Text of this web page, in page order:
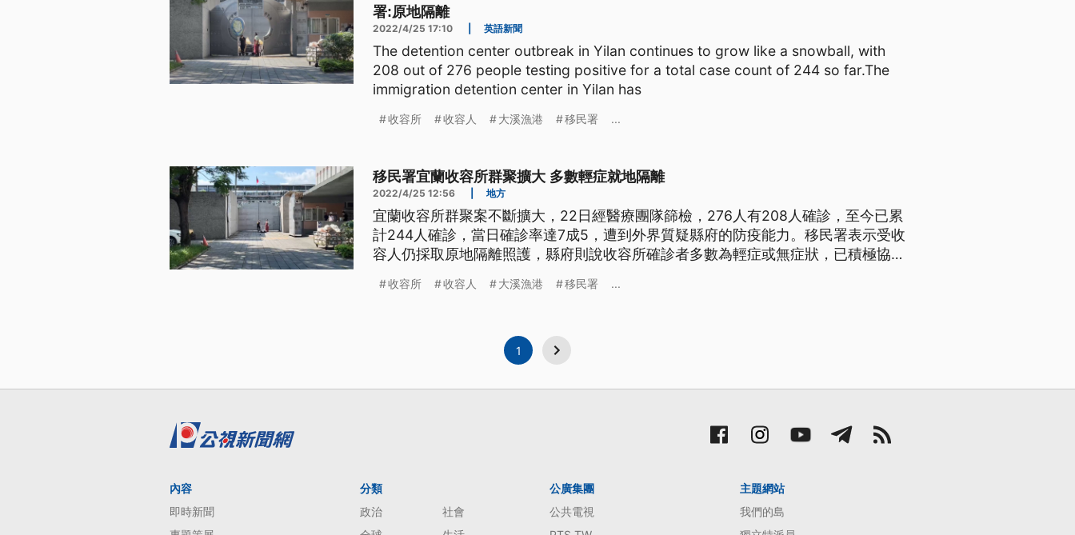
署:原地隔離
2022/4/25 17:10 英語新聞
The detention center outbreak in Yilan continues to grow like a snowball, with
208 out of 276 people testing positive for a total case count of 244 so far.The
immigration detention center in Yilan has
收容所 收容人 大溪漁港 移民署 ...
移民署宜蘭收容所群聚擴大 多數輕症就地隔離
2022/4/25 12:56 地方
宜蘭收容所群聚案不斷擴大，22日經醫療團隊篩檢，276人有208人確診，至今已累
計244人確診，當日確診率達7成5，遭到外界質疑縣府的防疫能力。移民署表示受收
容人仍採取原地隔離照護，縣府則說收容所確診者多數為輕症或無症狀，已積極協
療團隊到大溪設置快篩站，大溪漁港漁夫市集攤位今起也休市3天。
收容所 收容人 大溪漁港 移民署 ...
1
內容
即時新聞
分類
政治
社會
公廣集團
公共電視
主題網站
我們的島